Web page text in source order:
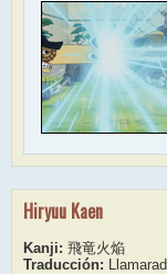
Hiryuu Kaen
Kanji: 飛竜火焔
Traducción: